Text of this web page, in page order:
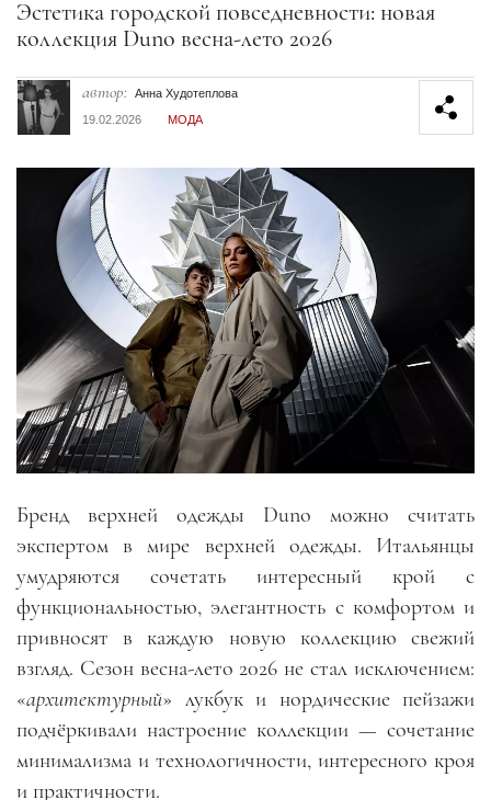
Секция статей
Эстетика городской повседневности: новая
коллекция Duno весна-лето 2026
автор: Анна Худотеплова
19.02.2026
МОДА
Бренд верхней одежды Duno можно считать
экспертом в мире верхней одежды. Итальянцы
умудряются сочетать интересный крой с
функциональностью, элегантность с комфортом и
привносят в каждую новую коллекцию свежий
взгляд. Сезон весна-лето 2026 не стал исключением:
«архитектурный» лукбук и нордические пейзажи
подчёркивали настроение коллекции — сочетание
минимализма и технологичности, интересного кроя
и практичности.